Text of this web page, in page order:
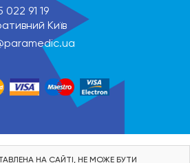
022 91 19
Київ
НА САЙТІ, НЕ МОЖЕ БУТИ